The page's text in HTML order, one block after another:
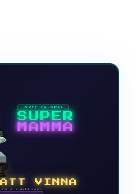
NYTT TV-SPEL
SUPER
MAMMA
VINNA
i rankingen